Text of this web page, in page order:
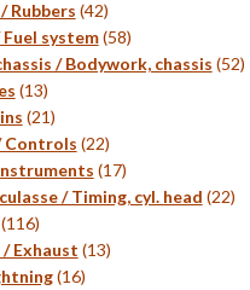
produits
Rubbers 4242
produits
system 5858
produits
/ Bodywork, chassis 5252
1313
produits
2121
produits
Controls 2222
produits
1717
produits
/ Timing, cyl. head 2222
116116
produits
/ Exhaust 1313
1616